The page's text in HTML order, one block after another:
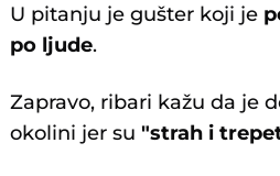
U pitanju je gušter koji je
po ljude.
Zapravo, ribari kažu da je
okolini jer su "strah i